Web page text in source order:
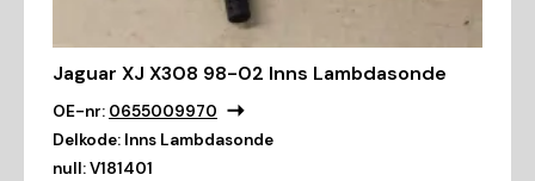
Jaguar XJ X308 98-02 Inns Lambdasonde
OE-nr: 0655009970
Delkode: Inns Lambdasonde
null:V181401